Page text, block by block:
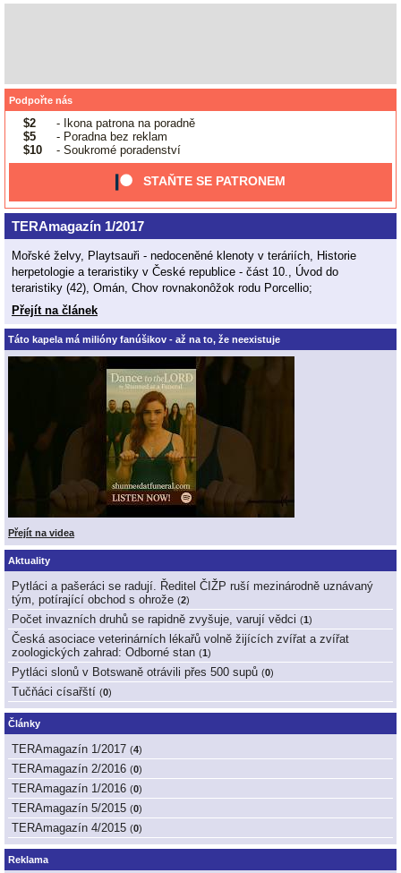
Podpořte nás
$2
- Ikona patrona na poradně
$5
- Poradna bez reklam
$10
- Soukromé poradenství
STAŇTE SE PATRONEM
TERAmagazín 1/2017
Mořské želvy, Playtsauři - nedoceněné klenoty v teráriích, Historie
herpetologie a teraristiky v České republice - část 10., Úvod do
teraristiky (42), Omán, Chov rovnakonôžok rodu Porcellio;
Přejít na článek
Táto kapela má milióny fanúšikov - až na to, že neexistuje
Přejít na videa
Aktuality
Pytláci a pašeráci se radují. Ředitel ČIŽP ruší mezinárodně uznávaný
tým, potírající obchod s ohrože (2)
Počet invazních druhů se rapidně zvyšuje, varují vědci (1)
Česká asociace veterinárních lékařů volně žijících zvířat a zvířat
zoologických zahrad: Odborné stan (1)
Pytláci slonů v Botswaně otrávili přes 500 supů (0)
Tučňáci císařští (0)
Články
TERAmagazín 1/2017 (4)
TERAmagazín 2/2016 (0)
TERAmagazín 1/2016 (0)
TERAmagazín 5/2015 (0)
TERAmagazín 4/2015 (0)
Reklama